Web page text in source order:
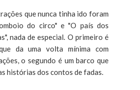
que nunca tinha ido foram
do circo" e "O país dos
nada de especial. O primeiro é
da uma volta mínima com
o segundo é um barco que
histórias dos contos de fadas.